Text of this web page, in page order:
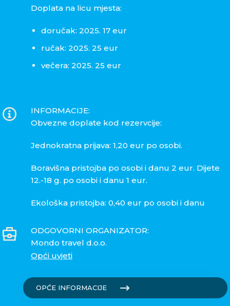
Doplata na licu mjesta:
doručak: 2025. 17 eur
ručak: 2025. 25 eur
večera: 2025. 25 eur
INFORMACIJE:
Obvezne doplate kod rezervcije:
Jednokratna prijava: 1,20 eur po osobi.
Boravišna pristojba po osobi i danu 2 eur. Dijete
12.-18 g. po osobi i danu 1 eur.
Ekološka pristojba: 0,40 eur po osobi i danu
ODGOVORNI ORGANIZATOR:
Mondo travel d.o.o.
Opći uvjeti
OPĆE INFORMACIJE